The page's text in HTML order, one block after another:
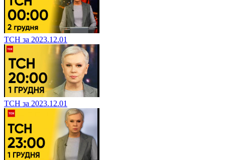
ТСН за 2023.12.01
ТСН за 2023.12.01